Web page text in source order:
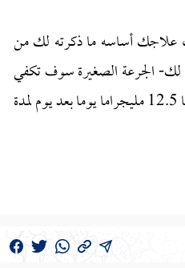
علاجك أساسه ما ذكرته لك من
لك- الجرعة الصغيرة سوف تكفي
تماماً في حالتك، تناول الزيروكسات سي آر بجرعة 12.5 مليجراما يومياً لمدة 4 أشهر، ثم اجعلها 12.5 مليجراما يوما بعد يوم لمدة